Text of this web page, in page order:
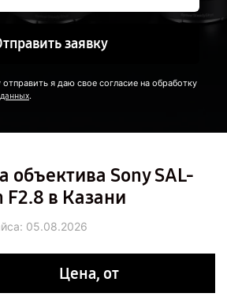
заявку
я даю свое согласие на обработку
.
объектива Sony SAL-
в Казани
05.08.2026
Цена, от